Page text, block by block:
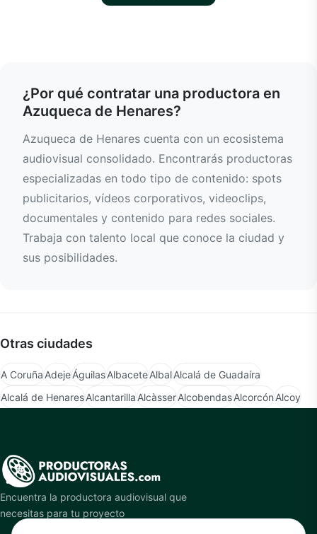
¿Por qué contratar una productora en
Azuqueca de Henares?
Azuqueca de Henares cuenta con un ecosistema
audiovisual consolidado. Encontrarás productoras
especializadas en todo tipo de contenido: spots
publicitarios, vídeos corporativos, videoclips,
documentales y contenido para redes sociales.
Trabaja con talento local que conoce la ciudad y
sus posibilidades.
Otras ciudades
A CoruñaAdejeÁguilasAlbaceteAlbalAlcalá de Guadaíra
Alcalá de HenaresAlcantarillaAlcàsserAlcobendasAlcorcónAlcoy
Encuentra la productora audiovisual que
necesitas para tu proyecto